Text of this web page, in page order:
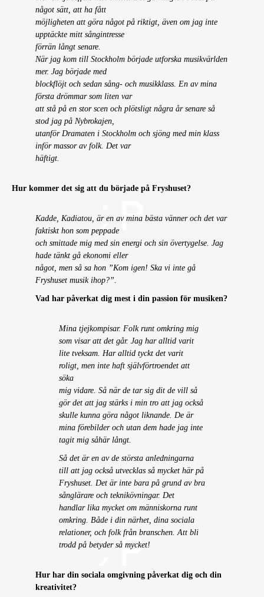
något sätt, att ha fått
möjligheten att göra något på riktigt, även om jag inte
upptäckte mitt sångintresse
förrän långt senare.
När jag kom till Stockholm började utforska musikvärlden
mer. Jag började med
blockflöjt och sedan sång- och musikklass. En av mina
första drömmar som liten var
att stå på en stor scen och plötsligt några år senare så
stod jag på Nybrokajen,
utanför Dramaten i Stockholm och sjöng med min klass
inför massor av folk. Det var
häftigt.
Hur kommer det sig att du började på Fryshuset?
Kadde, Kadiatou, är en av mina bästa vänner och det var
faktiskt hon som peppade
och smittade mig med sin energi och sin övertygelse. Jag
hade tänkt gå ekonomi eller
något, men så sa hon ”Kom igen! Ska vi inte gå
Fryshuset musik ihop?”.
Vad har påverkat dig mest i din passion för musiken?
Mina tjejkompisar. Folk runt omkring mig
som visar att det går. Jag har alltid varit
lite tveksam. Har alltid tyckt det varit
roligt, men inte haft självförtroendet att
söka
mig vidare. Så när de tar sig dit de vill så
gör det att jag stärks i min tro att jag också
skulle kunna göra något liknande. De är
mina förebilder och utan dem hade jag inte
tagit mig såhär långt.
Så det är en av de största anledningarna
till att jag också utvecklas så mycket här på
Fryshuset. Det är inte bara på grund av bra
sånglärare och teknikövningar. Det
handlar lika mycket om människorna runt
omkring. Både i din närhet, dina sociala
relationer, och folk från branschen. Att bli
trodd på betyder så mycket!
Hur har din sociala omgivning påverkat dig och din
kreativitet?